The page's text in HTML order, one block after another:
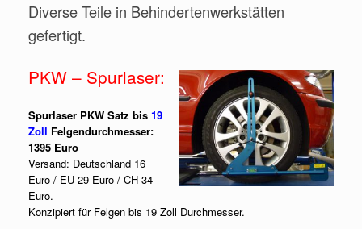
Diverse Teile in Behindertenwerkstätten
gefertigt.
PKW – Spurlaser:
Spurlaser PKW Satz bis 19
Zoll Felgendurchmesser:
1395 Euro
Versand: Deutschland 16
Euro / EU 29 Euro / CH 34
Euro.
Konzipiert für Felgen bis 19 Zoll Durchmesser.